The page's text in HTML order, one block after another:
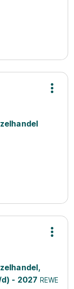
- 2027 REWE